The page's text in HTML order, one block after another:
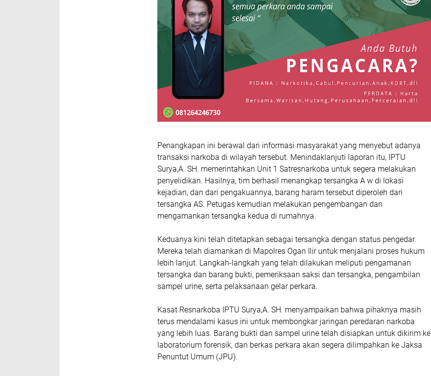
Penangkapan ini berawal dari informasi masyarakat yang menyebut adanya
transaksi narkoba di wilayah tersebut. Menindaklanjuti laporan itu, IPTU
Surya,A. SH. memerintahkan Unit 1 Satresnarkoba untuk segera melakukan
penyelidikan. Hasilnya, tim berhasil menangkap tersangka A w di lokasi
kejadian, dan dari pengakuannya, barang haram tersebut diperoleh dari
tersangka AS. Petugas kemudian melakukan pengembangan dan
mengamankan tersangka kedua di rumahnya.
Keduanya kini telah ditetapkan sebagai tersangka dengan status pengedar.
Mereka telah diamankan di Mapolres Ogan Ilir untuk menjalani proses hukum
lebih lanjut. Langkah-langkah yang telah dilakukan meliputi pengamanan
tersangka dan barang bukti, pemeriksaan saksi dan tersangka, pengambilan
sampel urine, serta pelaksanaan gelar perkara.
Kasat Resnarkoba IPTU Surya,A. SH. menyampaikan bahwa pihaknya masih
terus mendalami kasus ini untuk membongkar jaringan peredaran narkoba
yang lebih luas. Barang bukti dan sampel urine telah disiapkan untuk dikirim ke
laboratorium forensik, dan berkas perkara akan segera dilimpahkan ke Jaksa
Penuntut Umum (JPU).